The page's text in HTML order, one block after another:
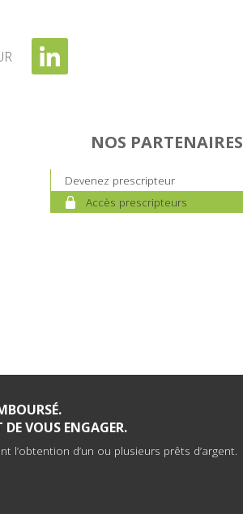
NOS PARTENAIRES
Devenez prescripteur
Accès prescripteurs
DE VOUS ENGAGER.
l’obtention d’un ou plusieurs prêts d’argent.